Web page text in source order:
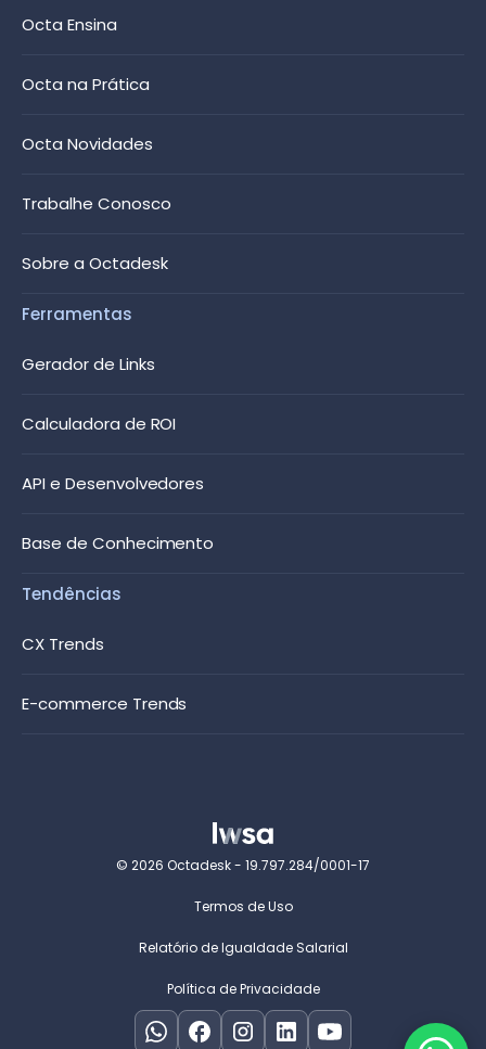
Octa Ensina
Octa na Prática
Octa Novidades
Trabalhe Conosco
Sobre a Octadesk
Ferramentas
Gerador de Links
Calculadora de ROI
API e Desenvolvedores
Base de Conhecimento
Tendências
CX Trends
E-commerce Trends
© 2026 Octadesk - 19.797.284/0001-17
Termos de Uso
Relatório de Igualdade Salarial
Política de Privacidade